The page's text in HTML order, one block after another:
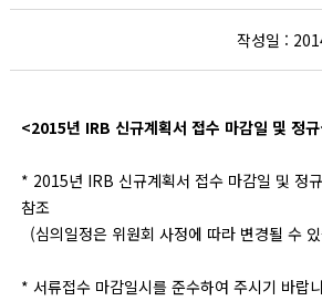
작성일 :
<2015년 IRB 신규계획서 접수 마감일 및 정
* 2015년 IRB 신규계획서 접수 마감일 및 정
참조
(심의일정은 위원회 사정에 따라 변경될 수
* 서류접수 마감일시를 준수하여 주시기 바랍